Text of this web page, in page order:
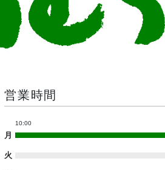
営業時間
10:00
月
火